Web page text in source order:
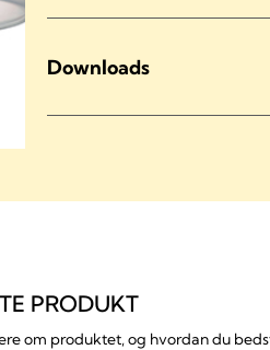
Downloads
PRODUKT
om produktet, og hvordan du